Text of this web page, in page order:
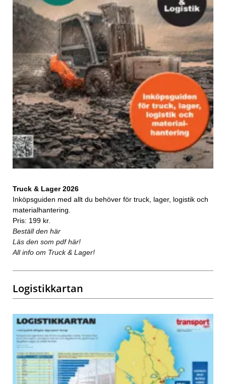
Truck & Lager 2026
Inköpsguiden med allt du behöver för truck, lager, logistik och
materialhantering.
Pris: 199 kr.
Beställ den här
Läs den som pdf här!
All info om Truck & Lager!
Logistikkartan